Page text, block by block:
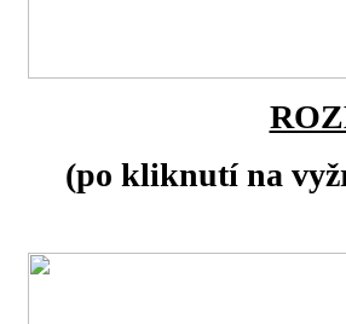
(po kliknutí na